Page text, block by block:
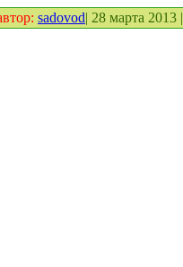
sadovod| 28 марта 2013 |